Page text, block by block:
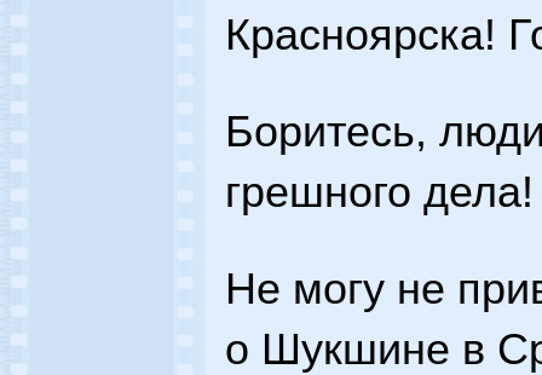
Красноярска!
Боритесь,
грешного дела!
Не могу не
о Шукшине в